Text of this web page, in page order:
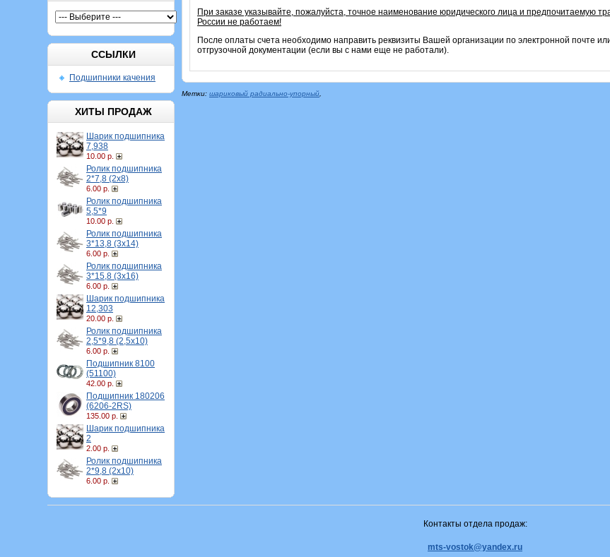
ССЫЛКИ
Подшипники качения
ХИТЫ ПРОДАЖ
Шарик подшипника
7,938
10.00 р.
Ролик подшипника
2*7,8 (2х8)
6.00 р.
Ролик подшипника
5,5*9
10.00 р.
Ролик подшипника
3*13,8 (3х14)
6.00 р.
Ролик подшипника
3*15,8 (3х16)
6.00 р.
Шарик подшипника
12,303
20.00 р.
Ролик подшипника
2,5*9,8 (2,5х10)
6.00 р.
Подшипник 8100
(51100)
42.00 р.
Подшипник 180206
(6206-2RS)
135.00 р.
Шарик подшипника
2
2.00 р.
Ролик подшипника
2*9,8 (2х10)
6.00 р.
При заказе указывайте, пожалуйста, точное наименование юридического лица и предпочитаемую
России не работаем!
После оплаты счета необходимо направить реквизиты Вашей организации по электронной почте
отгрузочной документации (если вы с нами еще не работали).
Метки: шариковый радиально-упорный
Контакты отдела продаж:
mts-vostok@yandex.ru